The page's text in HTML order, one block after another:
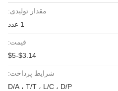
مقدار تولیدی:
قیمت:
$3.14-$5
شرایط پرداخت:
D/A ، T/T ، L/C ، D/P